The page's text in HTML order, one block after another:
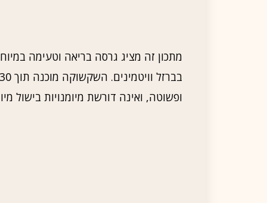
מתכון זה מציג גרסה בריאה וטעימה
ופשוטה, ואינה דורשת מיומנויות בישול